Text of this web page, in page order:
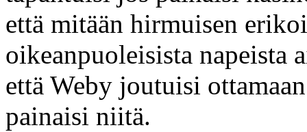
että mitään hirmuisen
oikeanpuoleisista napeista
että Weby joutuisi
painaisi niitä.